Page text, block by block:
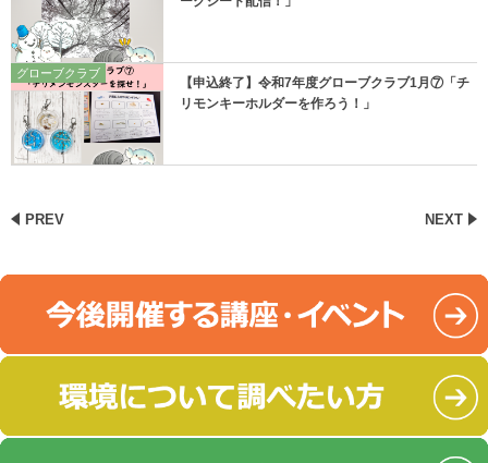
グローブクラブ
【申込終了】令和7年度グローブクラブ1月⑦「チ
リモンキーホルダーを作ろう！」
PREV NEXT